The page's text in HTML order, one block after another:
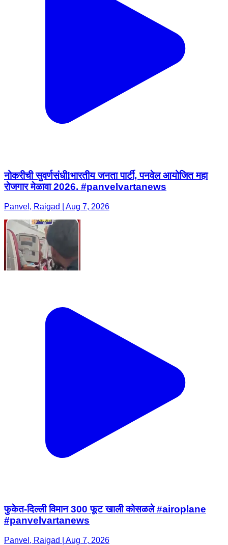
नोकरीची सुवर्णसंधी!भारतीय जनता पार्टी, पनवेल आयोजित महा
रोजगार मेळावा 2026. #panvelvartanews
Panvel, Raigad | Aug 7, 2026
फुकेत-दिल्ली विमान 300 फूट खाली कोसळले #airoplane
#panvelvartanews
Panvel, Raigad | Aug 7, 2026